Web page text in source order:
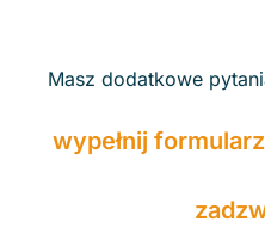
Masz dodatkowe
wypełnij formularz